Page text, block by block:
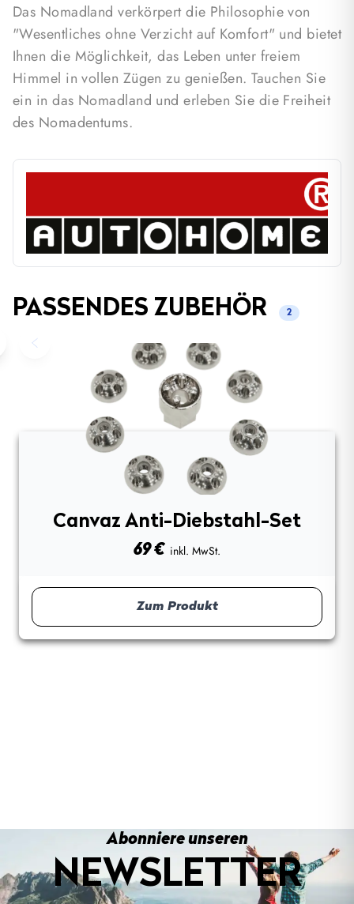
Das Nomadland verkörpert die Philosophie von
"Wesentliches ohne Verzicht auf Komfort" und bietet
Ihnen die Möglichkeit, das Leben unter freiem
Himmel in vollen Zügen zu genießen. Tauchen Sie
ein in das Nomadland und erleben Sie die Freiheit
des Nomadentums.
PASSENDES ZUBEHÖR 2
Canvaz Anti-Diebstahl-Set
69€ inkl. MwSt.
Zum Produkt
Abonniere unseren
NEWSLETTER